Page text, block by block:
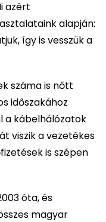
azért
alapján:
így is vesszük a
száma is nőtt
időszakához
a kábelhálózatok
viszik a vezetékes
is szépen
óta, és
magyar